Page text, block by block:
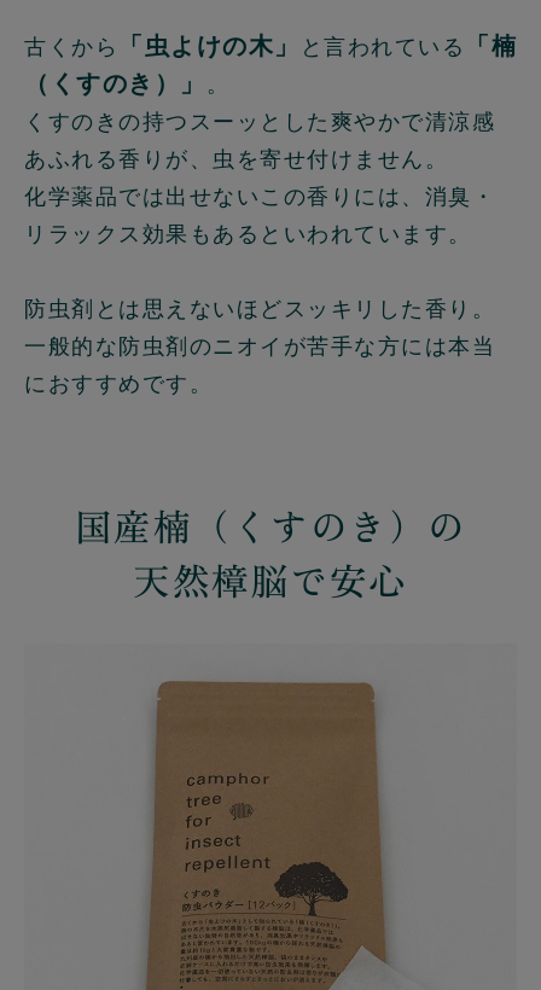
古くから 「虫よけの木」 と言われている
「楠
（くすのき）」
。
くすのきの持つスーッとした爽やかで清涼感
あふれる香りが、虫を寄せ付けません。
化学薬品では出せないこの香りには、消臭・
リラックス効果もあるといわれています。
防虫剤とは思えないほどスッキリした香り。
一般的な防虫剤のニオイが苦手な方には本当
におすすめです。
国産楠（くすのき）の
天然樟脳で安心